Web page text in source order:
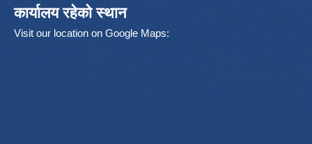
कार्यालय रहेको स्थान
Visit our location on Google Maps: